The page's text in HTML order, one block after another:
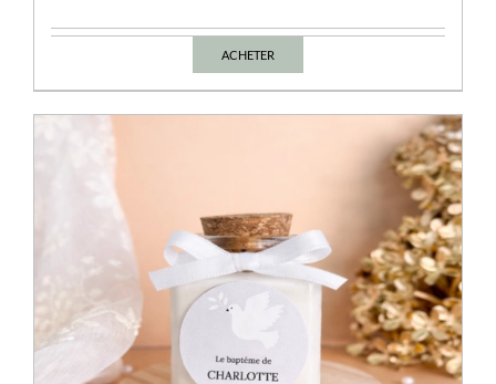
ACHETER
Ce
être
choisies
sur
la